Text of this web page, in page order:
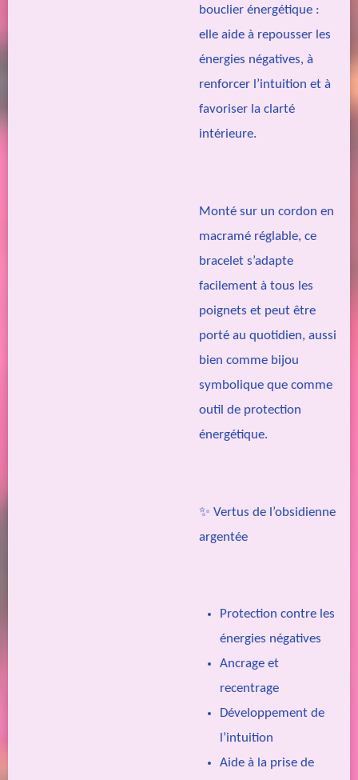
bouclier énergétique :
elle aide à repousser les
énergies négatives, à
renforcer l’intuition et à
favoriser la clarté
intérieure.
Monté sur un cordon en
macramé réglable, ce
bracelet s’adapte
facilement à tous les
poignets et peut être
porté au quotidien, aussi
bien comme bijou
symbolique que comme
outil de protection
énergétique.
✨ Vertus de l’obsidienne
argentée
Protection contre les
énergies négatives
Ancrage et
recentrage
Développement de
l’intuition
Aide à la prise de